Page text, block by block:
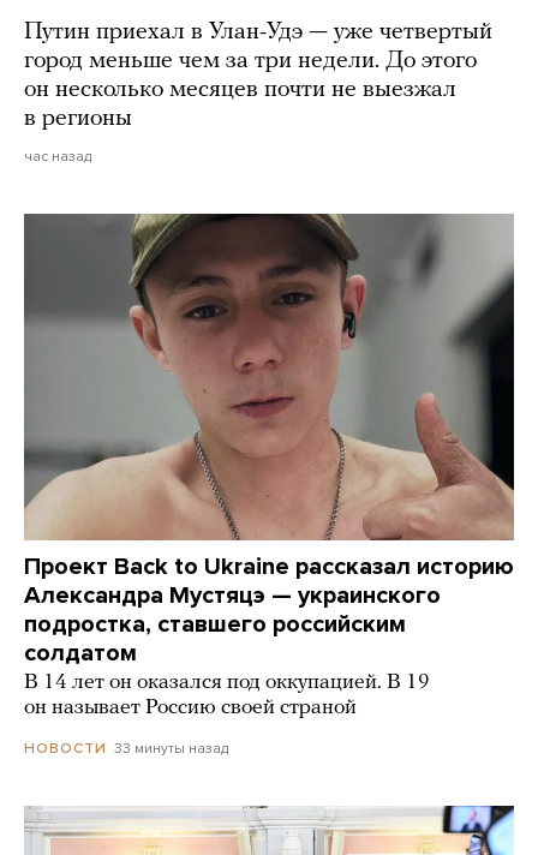
Путин приехал в Улан-Удэ — уже четвертый
город меньше чем за три недели. До этого
он несколько месяцев почти не выезжал
в регионы
час назад
Проект Back to Ukraine рассказал историю
Александра Мустяцэ — украинского
подростка, ставшего российским
солдатом
В 14 лет он оказался под оккупацией. В 19
он называет Россию своей страной
НОВОСТИ 33 минуты назад